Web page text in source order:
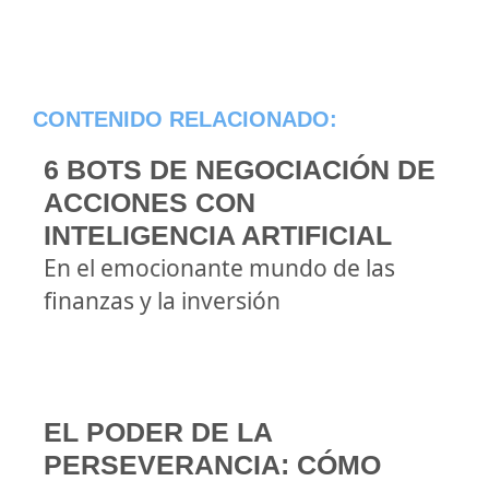
CONTENIDO RELACIONADO:
6 BOTS DE NEGOCIACIÓN DE
ACCIONES CON
INTELIGENCIA ARTIFICIAL
En el emocionante mundo de las
finanzas y la inversión
EL PODER DE LA
PERSEVERANCIA: CÓMO